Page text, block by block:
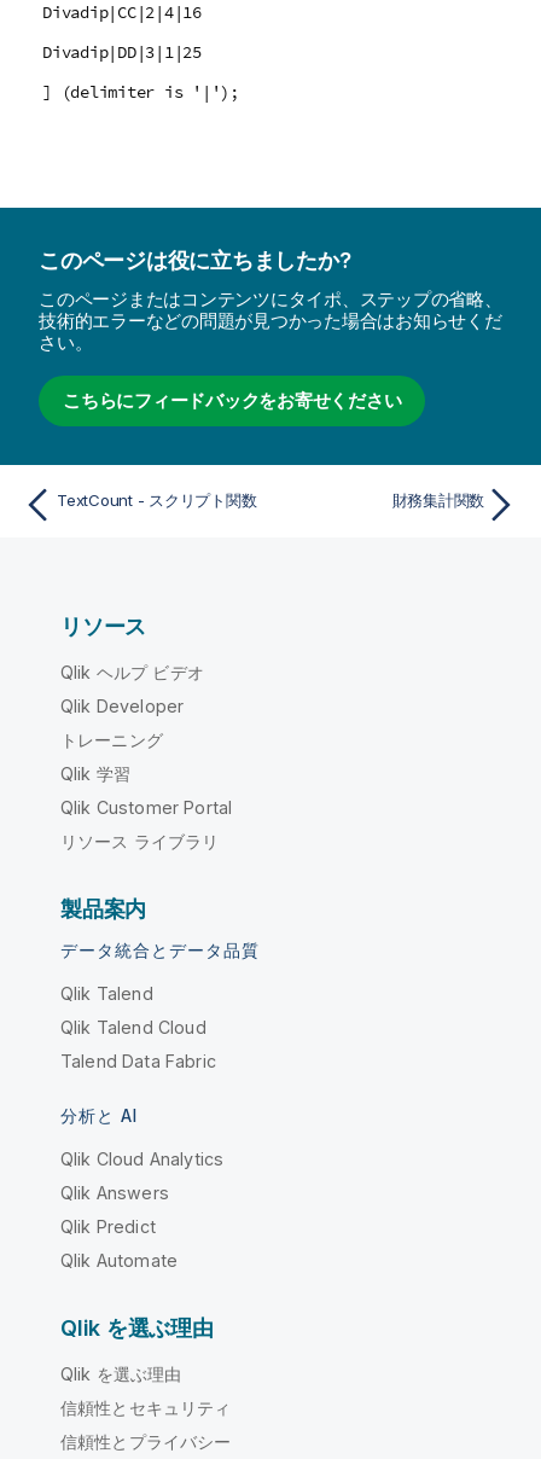
Divadip|CC|2|4|16
Divadip|DD|3|1|25
] (delimiter is '|');
このページは役に立ちましたか?
このページまたはコンテンツにタイポ、ステップの省略、
技術的エラーなどの問題が見つかった場合はお知らせくだ
さい。
こちらにフィードバックをお寄せください
TextCount - スクリプト関数 財務集計関数
リソース
Qlik ヘルプ ビデオ
Qlik Developer
トレーニング
Qlik 学習
Qlik Customer Portal
リソース ライブラリ
製品案内
データ統合とデータ品質
Qlik Talend
Qlik Talend Cloud
Talend Data Fabric
分析と AI
Qlik Cloud Analytics
Qlik Answers
Qlik Predict
Qlik Automate
Qlik を選ぶ理由
Qlik を選ぶ理由
信頼性とセキュリティ
信頼性とプライバシー